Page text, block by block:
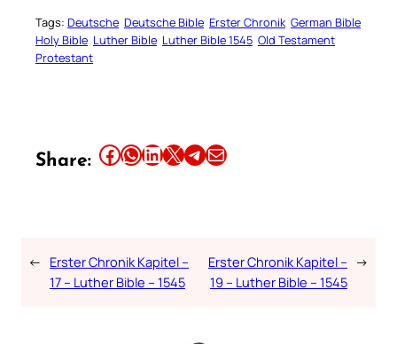
Tags: Deutsche Deutsche Bible Erster Chronik German Bible
Holy Bible Luther Bible Luther Bible 1545 Old Testament
Protestant
Share: Share this article on Facebook Share this article on WhatsApp Share this article on LinkedIn Share this article on X Share this article on TelegramEmail this Article
← Erster Chronik Kapitel –
17 – Luther Bible – 1545
Erster Chronik Kapitel –
19 – Luther Bible – 1545
→